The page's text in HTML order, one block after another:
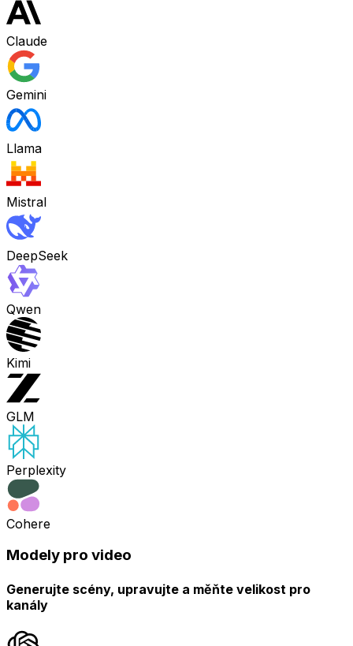
Claude
Gemini
Llama
Mistral
DeepSeek
Qwen
Kimi
GLM
Perplexity
Cohere
Modely pro video
Generujte scény, upravujte a měňte velikost pro
kanály